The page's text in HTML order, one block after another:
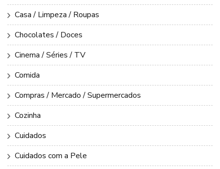
Casa / Limpeza / Roupas
Chocolates / Doces
Cinema / Séries / TV
Comida
Compras / Mercado / Supermercados
Cozinha
Cuidados
Cuidados com a Pele